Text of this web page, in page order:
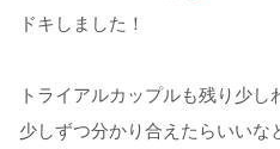
ドキしました！
トライアルカップルも残り少
少しずつ分かり合えたらいいな